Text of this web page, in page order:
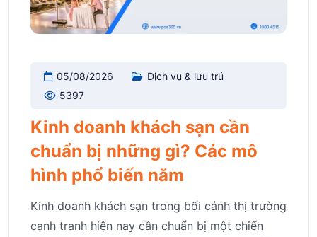
05/08/2026
Dịch vụ & lưu trú
5397
Kinh doanh khách sạn cần
chuẩn bị những gì? Các mô
hình phổ biến năm
Kinh doanh khách sạn trong bối cảnh thị trường
cạnh tranh hiện nay cần chuẩn bị một chiến